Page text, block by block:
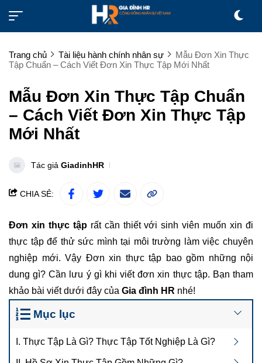
Trang chủ Tài liệu hành chính nhân sự
Mẫu Đơn Xin Thực
Tập Chuẩn – Cách Viết Đơn Xin Thực Tập Mới Nhất
Mẫu Đơn Xin Thực Tập Chuẩn
– Cách Viết Đơn Xin Thực Tập
Mới Nhất
Tác giả GiadinhHR
CHIA SẺ:
Đơn xin thực tậprất cần thiết với sinh viên muốn xin đi
thực tập để thử sức mình tại môi trường làm việc chuyên
nghiệp mới. Vậy Đơn xin thực tập bao gồm những nội
dung gì? Cần lưu ý gì khi viết đơn xin thực tập. Bạn tham
khảo bài viết dưới đây của Gia đình HR nhé!
Mục lục
I. Thực Tập Là Gì? Thực Tập Tốt Nghiệp Là Gì?